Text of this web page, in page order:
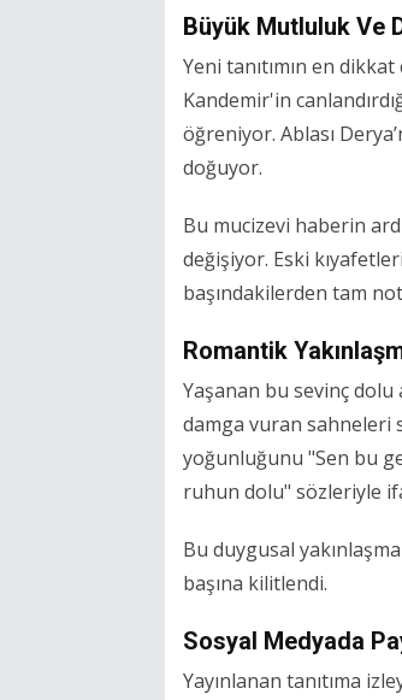
Büyük Mutluluk Ve
Yeni tanıtımın en
Kandemir'in
öğreniyor. Ablası
doğuyor.
Bu mucizevi haberin
değişiyor. Eski
başındakilerden tam not
Romantik
Yaşanan bu sevinç
damga vuran sahneleri
yoğunluğunu "Sen bu
ruhun dolu" sözleriyle
Bu duygusal
başına kilitlendi.
Sosyal Medyada
Yayınlanan tanıtıma